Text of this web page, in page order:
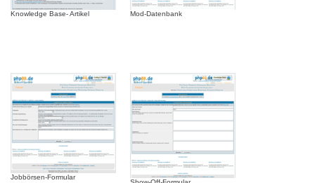
Knowledge Base- Artikel Mod-Datenbank
Jobbörsen-Formular